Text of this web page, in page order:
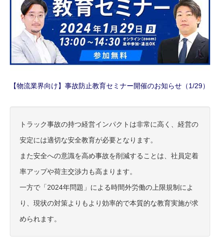
【物流業界向け】事故防止教育セミナー開催のお知らせ（1/29）
トラック事故の持つ経営インパクトは非常に高く、経営の
安定には適切な安全教育が必要となります。
また安全への意識を高め事故を削減することは、社員定着
率アップや荷主交渉力も高まります。
一方で「2024年問題」による時間外労働の上限規制によ
り、現状の対策よりもより効率的で本質的な教育実施が求
められます。